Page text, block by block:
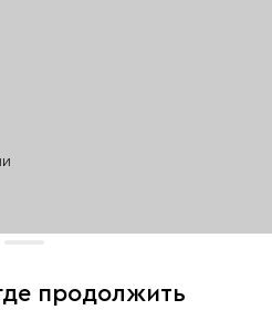
продолжить